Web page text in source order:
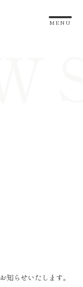
MENU
知らせいたします。